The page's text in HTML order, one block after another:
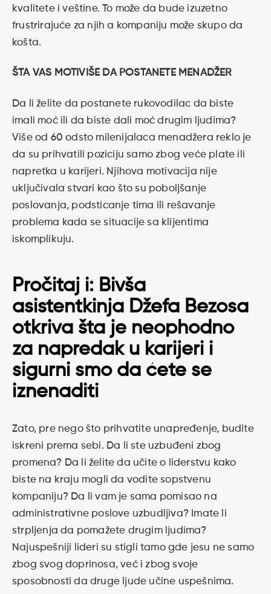
kvalitete i veštine. To može da bude izuzetno
frustrirajuće za njih a kompaniju može skupo da
košta.
ŠTA VAS MOTIVIŠE DA POSTANETE MENADŽER
Da li želite da postanete rukovodilac da biste
imali moć ili da biste dali moć drugim ljudima?
Više od 60 odsto milenijalaca menadžera reklo je
da su prihvatili poziciju samo zbog veće plate ili
napretka u karijeri. Njihova motivacija nije
uključivala stvari kao što su poboljšanje
poslovanja, podsticanje tima ili rešavanje
problema kada se situacije sa klijentima
iskomplikuju.
Pročitaj i: Bivša
asistentkinja Džefa Bezosa
otkriva šta je neophodno
za napredak u karijeri i
sigurni smo da ćete se
iznenaditi
Zato, pre nego što prihvatite unapređenje, budite
iskreni prema sebi. Da li ste uzbuđeni zbog
promena? Da li želite da učite o liderstvu kako
biste na kraju mogli da vodite sopstvenu
kompaniju? Da li vam je sama pomisao na
administrativne poslove uzbudljiva? Imate li
strpljenja da pomažete drugim ljudima?
Najuspešniji lideri su stigli tamo gde jesu ne samo
zbog svog doprinosa, već i zbog svoje
sposobnosti da druge ljude učine uspešnima.